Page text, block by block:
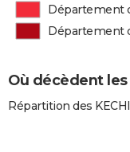
Département
Département
Où décèdent les
Répartition des